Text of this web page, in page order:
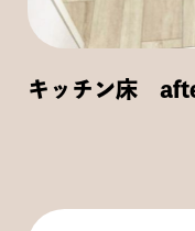
キッチン床